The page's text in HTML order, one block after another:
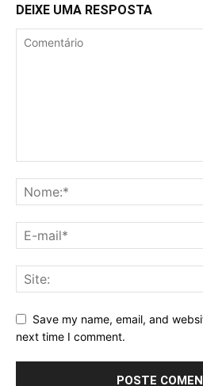
DEIXE UMA RESPOSTA
Save my name, email, and
next time I comment.